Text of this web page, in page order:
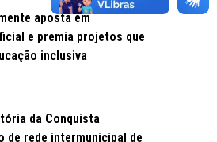
aposta em
e premia projetos que
inclusiva
da Conquista
de rede intermunicipal de